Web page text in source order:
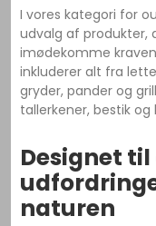
I vores kategori for
udvalg af produkter,
imødekomme
inkluderer alt fra
gryder, pander og
tallerkener, bestik og
Designet
naturen